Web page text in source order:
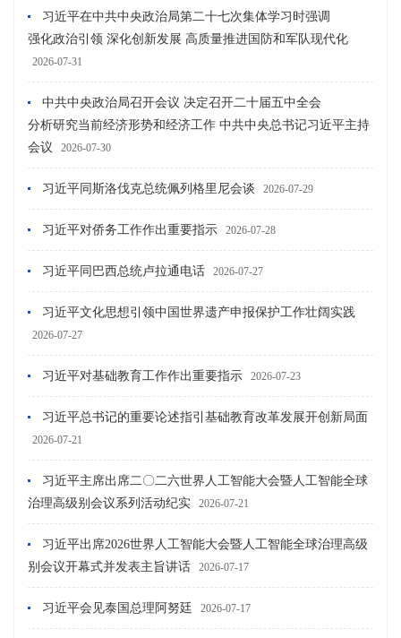
习近平在中共中央政治局第二十七次集体学习时强调
强化政治引领 深化创新发展 高质量推进国防和军队现代化
2026-07-31
中共中央政治局召开会议 决定召开二十届五中全会
分析研究当前经济形势和经济工作 中共中央总书记习近平主持
会议
2026-07-30
习近平同斯洛伐克总统佩列格里尼会谈 2026-07-29
习近平对侨务工作作出重要指示 2026-07-28
习近平同巴西总统卢拉通电话 2026-07-27
习近平文化思想引领中国世界遗产申报保护工作壮阔实践
2026-07-27
习近平对基础教育工作作出重要指示 2026-07-23
习近平总书记的重要论述指引基础教育改革发展开创新局面
2026-07-21
习近平主席出席二〇二六世界人工智能大会暨人工智能全球
治理高级别会议系列活动纪实
2026-07-21
习近平出席2026世界人工智能大会暨人工智能全球治理高级
别会议开幕式并发表主旨讲话
2026-07-17
习近平会见泰国总理阿努廷 2026-07-17